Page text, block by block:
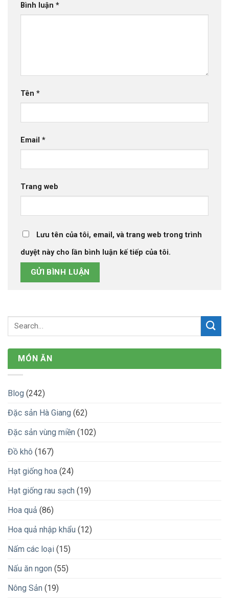
Bình luận *
Tên *
Email *
Trang web
Lưu tên của tôi, email, và trang web trong trình
duyệt này cho lần bình luận kế tiếp của tôi.
MÓN ĂN
Blog (242)
Đặc sản Hà Giang (62)
Đặc sản vùng miền (102)
Đồ khô (167)
Hạt giống hoa (24)
Hạt giống rau sạch (19)
Hoa quả (86)
Hoa quả nhập khẩu (12)
Nấm các loại (15)
Nấu ăn ngon (55)
Nông Sản (19)